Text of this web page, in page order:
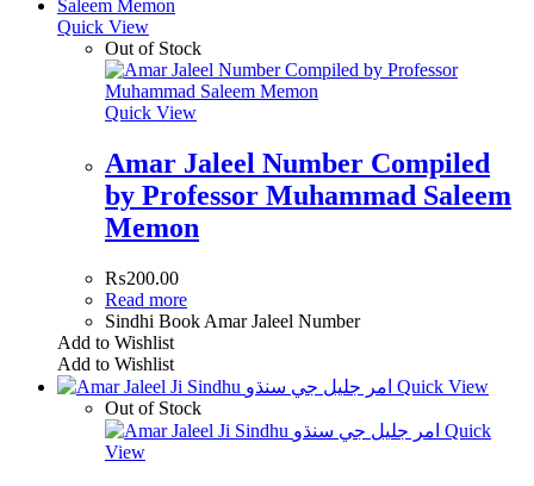
Quick View
Out of Stock
Quick View
Amar Jaleel Number Compiled
by Professor Muhammad Saleem
Memon
₨200.00
Read more
Sindhi Book Amar Jaleel Number
Add to Wishlist
Add to Wishlist
Quick View
Out of Stock
Quick
View